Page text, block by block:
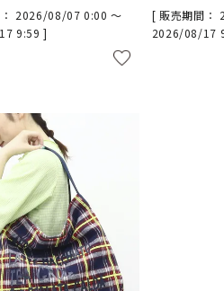
2026/08/07 0:00〜
9:59
販売期間
2026/08/17